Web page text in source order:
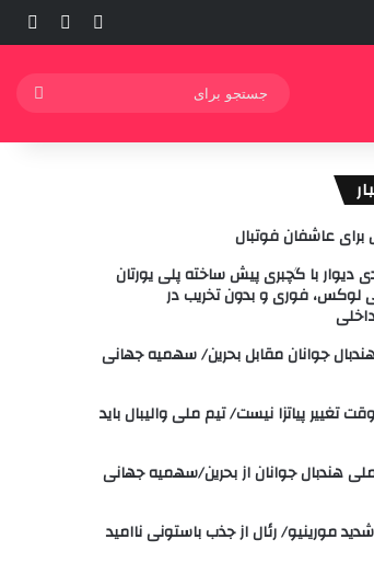
ورود نوشته
عاشفان فوتبال
دیوار با گچبری پیش ساخته پلی یورتان
لوکس، فوری و بدون تخریب در
جوانان مقابل بحرین/ سهمیه جهانی
تغییر پیاتزا نیست/ تیم ملی والیبال باید
هندبال جوانان از بحرین/سهمیه جهانی
مورینیو/ رئال از جذب باستونی ناامید